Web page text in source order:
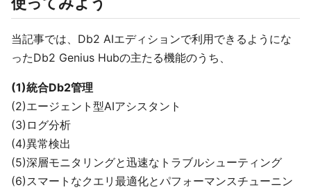
当記事では、Db2 AIエディションで利用できるようにな
ったDb2 Genius Hubの主たる機能のうち、
(1)統合Db2管理
(2)エージェント型AIアシスタント
(3)ログ分析
(4)異常検出
(5)深層モニタリングと迅速なトラブルシューティング
(6)スマートなクエリ最適化とパフォーマンスチューニン